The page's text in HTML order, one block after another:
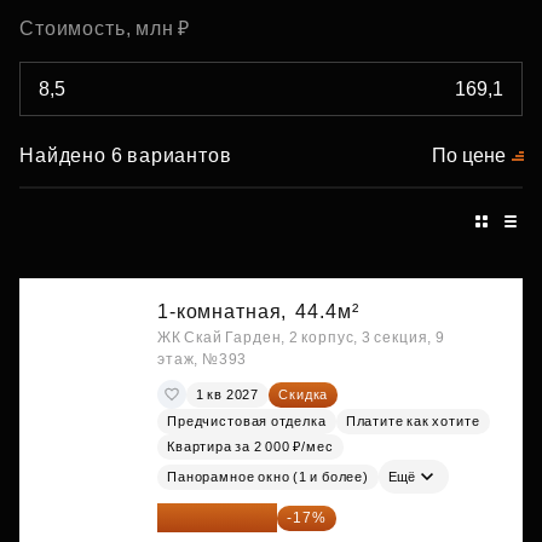
Стоимость, млн ₽
Найдено 6 вариантов По цене
1-комнатная, 44.4м²
ЖК Скай Гарден, 2 корпус, 3 секция, 9
этаж, №393
1 кв 2027
Скидка
Предчистовая отделка
Платите как хотите
Квартира за 2 000 ₽/мес
Панорамное окно (1 и более) Ещё
20 176 470 ₽ -17%